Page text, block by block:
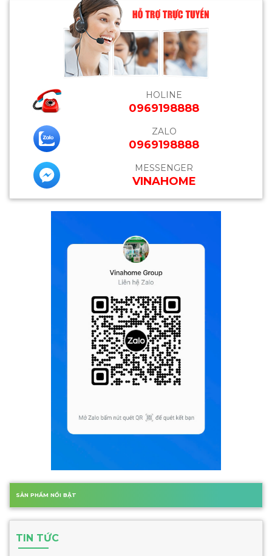
HOLINE
0969198888
ZALO
0969198888
MESSENGER
VINAHOME
SẢN PHẨM NỔI BẬT
TIN TỨC